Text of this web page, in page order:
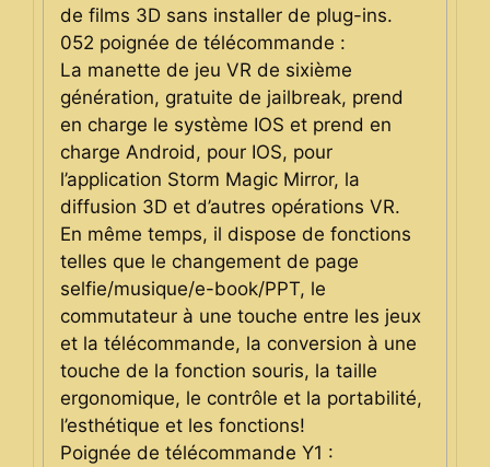
de films 3D sans installer de plug-ins.
052 poignée de télécommande :
La manette de jeu VR de sixième
génération, gratuite de jailbreak, prend
en charge le système IOS et prend en
charge Android, pour IOS, pour
l’application Storm Magic Mirror, la
diffusion 3D et d’autres opérations VR.
En même temps, il dispose de fonctions
telles que le changement de page
selfie/musique/e-book/PPT, le
commutateur à une touche entre les jeux
et la télécommande, la conversion à une
touche de la fonction souris, la taille
ergonomique, le contrôle et la portabilité,
l’esthétique et les fonctions!
Poignée de télécommande Y1 :